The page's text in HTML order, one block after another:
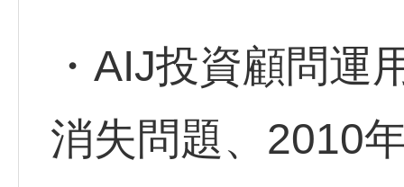
・AIJ投資顧問運
消失問題、2010